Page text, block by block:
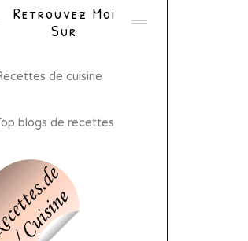
Retrouvez Moi
Sur